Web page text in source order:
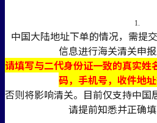
1.
中国大陆地址下单的情况，需提
信息进行海关清关申报
请填写与二代身份证一致的真实姓
码，手机号，收件地址
否则将影响清关。目前仅支持中国
请提前知悉并正确填